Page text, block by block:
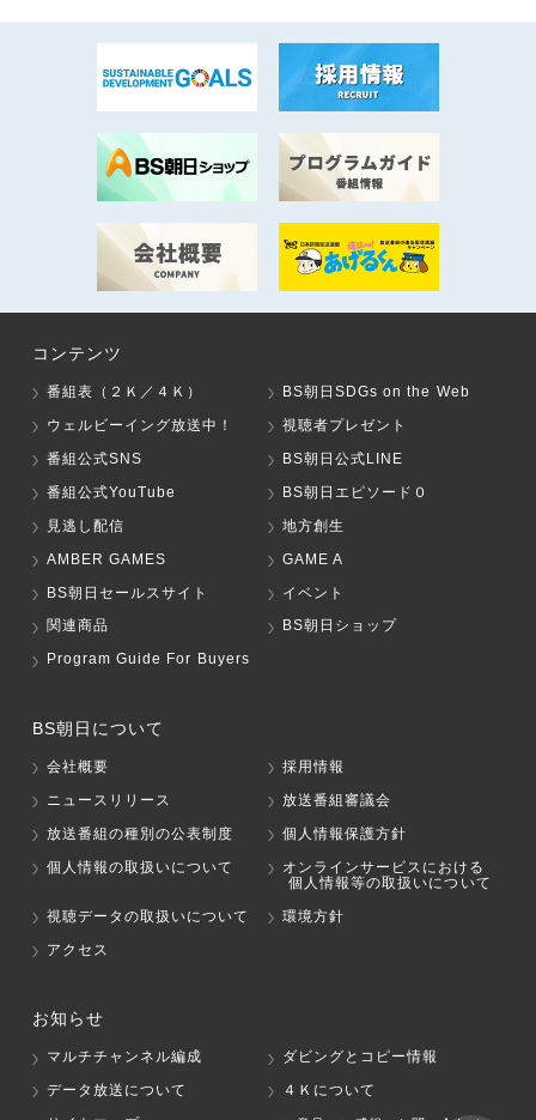
コンテンツ
番組表（２Ｋ／４Ｋ）
BS朝日SDGs on the Web
ウェルビーイング放送中！
視聴者プレゼント
番組公式SNS
BS朝日公式LINE
番組公式YouTube
BS朝日エピソード０
見逃し配信
地方創生
AMBER GAMES
GAME A
BS朝日セールスサイト
イベント
関連商品
BS朝日ショップ
Program Guide For Buyers
BS朝日について
会社概要
採用情報
ニュースリリース
放送番組審議会
放送番組の種別の公表制度
個人情報保護方針
個人情報の取扱いについて
オンラインサービスにおける
個人情報等の取扱いについて
視聴データの取扱いについて
環境方針
アクセス
お知らせ
マルチチャンネル編成
ダビングとコピー情報
データ放送について
４Ｋについて